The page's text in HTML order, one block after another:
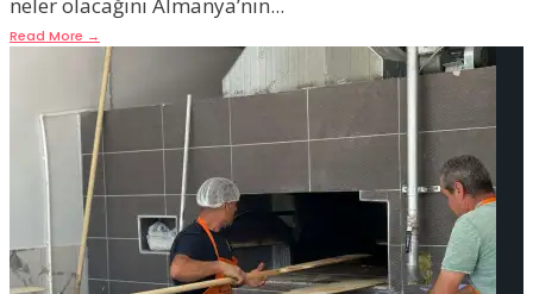
neler olacağını Almanya’nın...
Read More →